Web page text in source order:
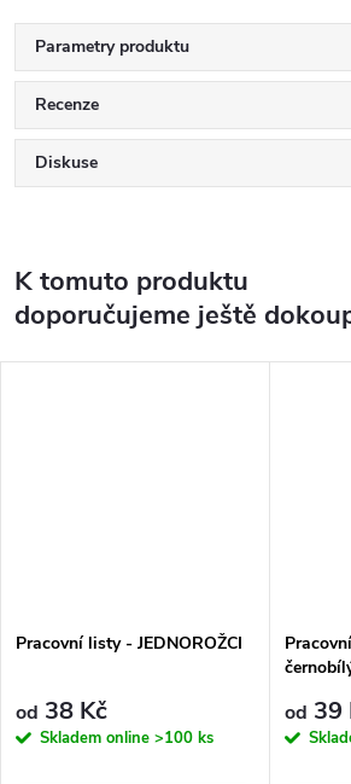
Parametry produktu
Recenze
Diskuse
K tomuto produktu
doporučujeme ještě
Pracovní listy - JEDNOROŽCI
od 38 Kč
Skladem online >100 ks
od 39